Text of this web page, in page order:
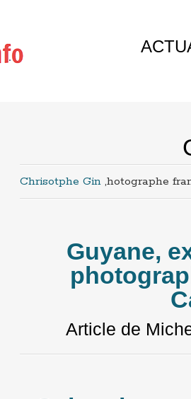
Skip
Chrisotphe Gin ,hotographe
Guyane,
Article de